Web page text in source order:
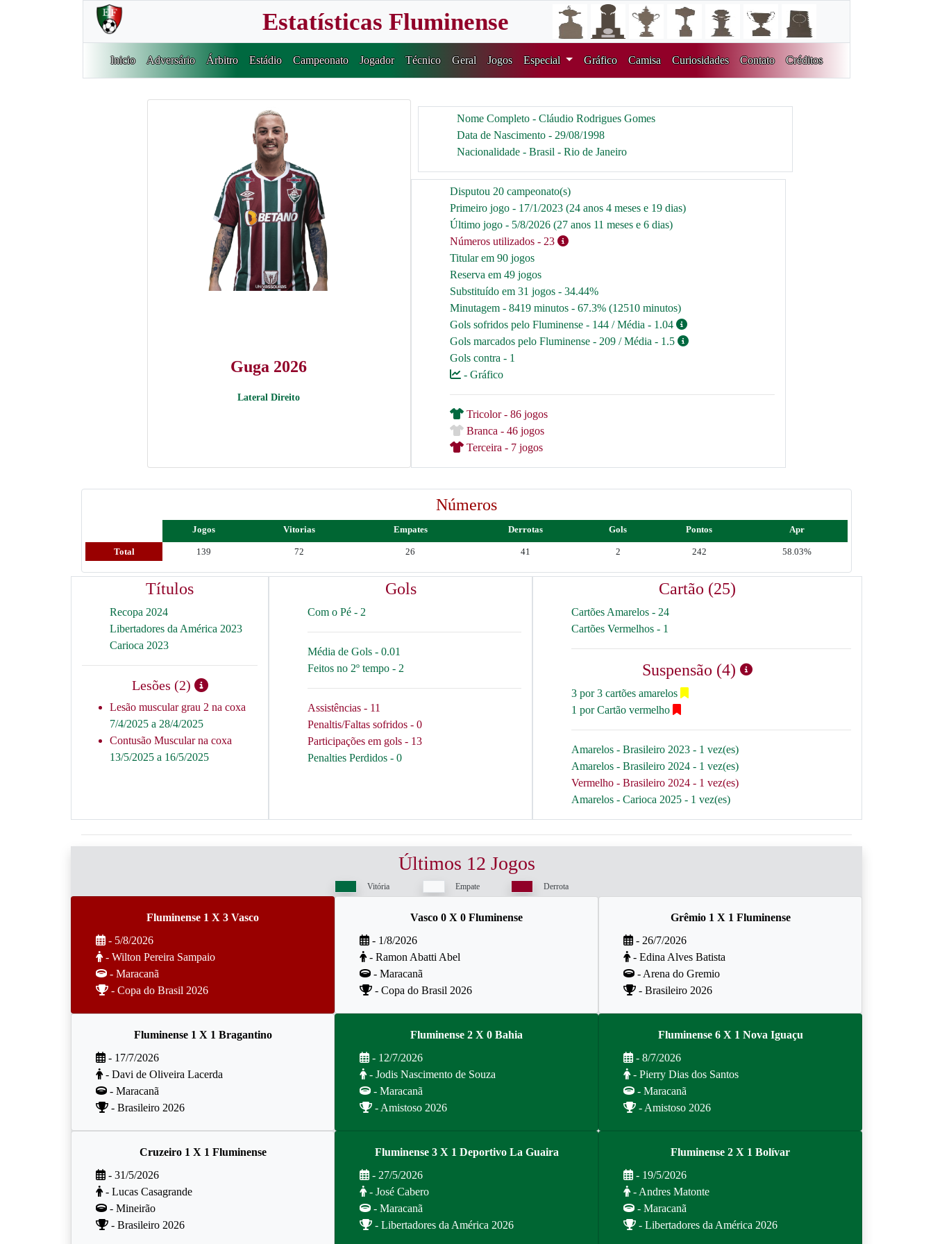
Estatísticas Fluminense
Inicio Adversário Árbitro Estádio Campeonato Jogador Técnico Geral Jogos Especial Gráfico Camisa Curiosidades Contato Créditos
Guga 2026
Lateral Direito
Nome Completo - Cláudio Rodrigues Gomes
Data de Nascimento - 29/08/1998
Nacionalidade - Brasil - Rio de Janeiro
Disputou 20 campeonato(s)
Primeiro jogo - 17/1/2023 (24 anos 4 meses e 19 dias)
Último jogo - 5/8/2026 (27 anos 11 meses e 6 dias)
Números utilizados - 23
Titular em 90 jogos
Reserva em 49 jogos
Substituído em 31 jogos - 34.44%
Minutagem - 8419 minutos - 67.3% (12510 minutos)
Gols sofridos pelo Fluminense - 144 / Média - 1.04
Gols marcados pelo Fluminense - 209 / Média - 1.5
Gols contra - 1
- Gráfico
Tricolor - 86 jogos
Branca - 46 jogos
Terceira - 7 jogos
Números
Jogos Vitorias Empates Derrotas Gols Pontos Apr
Total 139 72 26 41 2 242 58.03%
Títulos
Recopa 2024
Libertadores da América 2023
Carioca 2023
Lesões (2)
Lesão muscular grau 2 na coxa
7/4/2025 a 28/4/2025
Contusão Muscular na coxa
13/5/2025 a 16/5/2025
Gols
Com o Pé - 2
Média de Gols - 0.01
Feitos no 2º tempo - 2
Assistências - 11
Penaltis/Faltas sofridos - 0
Participações em gols - 13
Penalties Perdidos - 0
Cartão (25)
Cartões Amarelos - 24
Cartões Vermelhos - 1
Suspensão (4)
3 por 3 cartões amarelos
1 por Cartão vermelho
Amarelos - Brasileiro 2023 - 1 vez(es)
Amarelos - Brasileiro 2024 - 1 vez(es)
Vermelho - Brasileiro 2024 - 1 vez(es)
Amarelos - Carioca 2025 - 1 vez(es)
Últimos 12 Jogos
Vitória Empate Derrota
Fluminense 1 X 3 Vasco
- 5/8/2026
- Wilton Pereira Sampaio
- Maracanã
- Copa do Brasil 2026
Vasco 0 X 0 Fluminense
- 1/8/2026
- Ramon Abatti Abel
- Maracanã
- Copa do Brasil 2026
Grêmio 1 X 1 Fluminense
- 26/7/2026
- Edina Alves Batista
- Arena do Gremio
- Brasileiro 2026
Fluminense 1 X 1 Bragantino
- 17/7/2026
- Davi de Oliveira Lacerda
- Maracanã
- Brasileiro 2026
Fluminense 2 X 0 Bahia
- 12/7/2026
- Jodis Nascimento de Souza
- Maracanã
- Amistoso 2026
Fluminense 6 X 1 Nova Iguaçu
- 8/7/2026
- Pierry Dias dos Santos
- Maracanã
- Amistoso 2026
Cruzeiro 1 X 1 Fluminense
- 31/5/2026
- Lucas Casagrande
- Mineirão
- Brasileiro 2026
Fluminense 3 X 1 Deportivo La Guaira
- 27/5/2026
- José Cabero
- Maracanã
- Libertadores da América 2026
Fluminense 2 X 1 Bolívar
- 19/5/2026
- Andres Matonte
- Maracanã
- Libertadores da América 2026